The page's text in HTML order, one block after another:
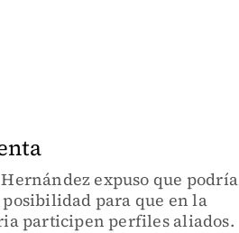
expuso que podría
para que en la
participen perfiles aliados.